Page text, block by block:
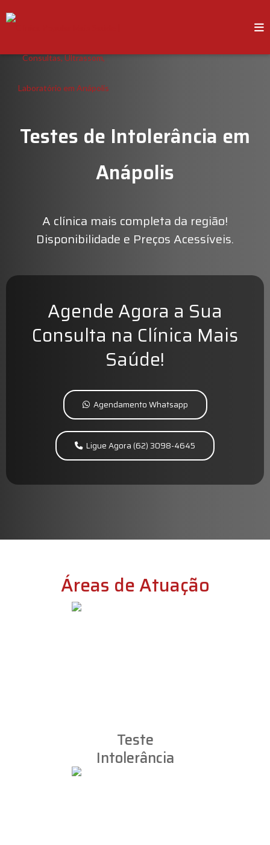
Testes de Intolerância em
Anápolis
A clínica mais completa da região!
Disponibilidade e Preços Acessíveis.
Agende Agora a Sua
Consulta na Clínica Mais
Saúde!
Agendamento Whatsapp
Ligue Agora (62) 3098-4645
Áreas de Atuação
Teste
Intolerância